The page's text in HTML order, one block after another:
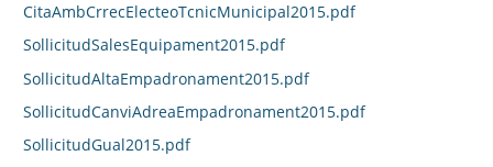
CitaAmbCrrecElecteoTcnicMunicipal2015.pdf
SollicitudSalesEquipament2015.pdf
SollicitudAltaEmpadronament2015.pdf
SollicitudCanviAdreaEmpadronament2015.pdf
SollicitudGual2015.pdf